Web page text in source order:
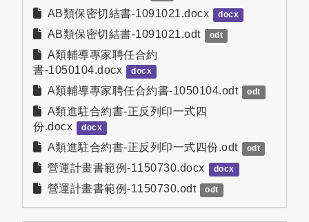
AB類保密切結書-1091021.docx docx
AB類保密切結書-1091021.odt odt
A類輔導專家聘任合約
書-1050104.docx
docx
A類輔導專家聘任合約書-1050104.odt odt
A類進駐合約書-正反列印一式四
份.docx
docx
A類進駐合約書-正反列印一式四份.odt odt
營運計畫書範例-1150730.docx docx
營運計畫書範例-1150730.odt odt